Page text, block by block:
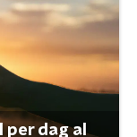
per dag al